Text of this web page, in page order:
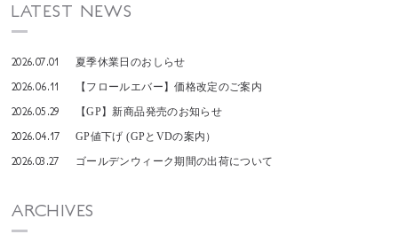
LATEST NEWS
2026.07.01 夏季休業日のおしらせ
2026.06.11 【フロールエバー】価格改定のご案内
2026.05.29 【GP】新商品発売のお知らせ
2026.04.17 GP値下げ (GPとVDの案内）
2026.03.27 ゴールデンウィーク期間の出荷について
ARCHIVES